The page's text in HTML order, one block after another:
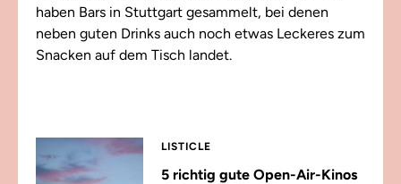
haben Bars in Stuttgart gesammelt, bei denen
neben guten Drinks auch noch etwas Leckeres zum
Snacken auf dem Tisch landet.
LISTICLE
5 richtig gute Open-Air-Kinos